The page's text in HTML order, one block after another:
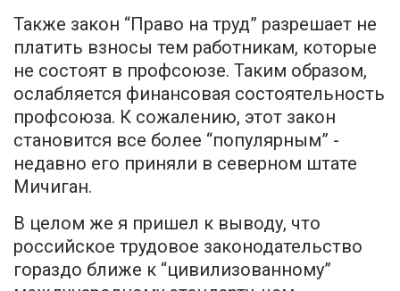
Также закон “Право на труд” разрешает не
платить взносы тем работникам, которые
не состоят в профсоюзе. Таким образом,
ослабляется финансовая состоятельность
профсоюза. К сожалению, этот закон
становится все более “популярным” -
недавно его приняли в северном штате
Мичиган.
В целом же я пришел к выводу, что
российское трудовое законодательство
гораздо ближе к “цивилизованному”